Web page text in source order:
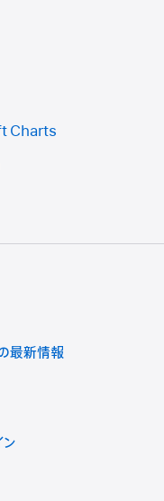
Charts
最新情報